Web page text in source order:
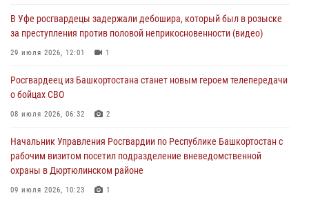
Начальник отделения учёта и комплектования Росгвардии
Башкортостана ответил на вопросы граждан
30 июля 2026, 12:54
В Уфе росгвардецы задержали дебошира, который был в розыске
за преступления против половой неприкосновенности (видео)
29 июля 2026, 12:01 1
В Уфе росгвардецы задержали дебошира, который был в розыске
за преступления против половой неприкосновенности (видео)
29 июля 2026, 12:01 1
Росгвардеец из Башкортостана станет новым героем телепередачи
о бойцах СВО
08 июля 2026, 06:32 2
Начальник Управления Росгвардии по Республике Башкортостан с
рабочим визитом посетил подразделение вневедомственной
охраны в Дюртюлинском районе
09 июля 2026, 10:23 1